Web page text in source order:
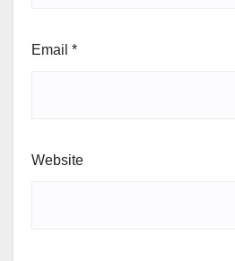
Email *
Website